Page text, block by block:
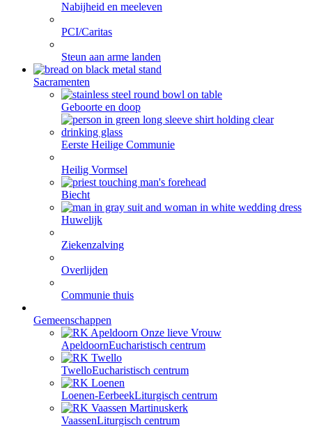
Nabijheid en meeleven
PCI/Caritas
Steun aan arme landen
Sacramenten
Geboorte en doop
Eerste Heilige Communie
Heilig Vormsel
Biecht
Huwelijk
Ziekenzalving
Overlijden
Communie thuis
Gemeenschappen
ApeldoornEucharistisch centrum
TwelloEucharistisch centrum
Loenen-EerbeekLiturgisch centrum
VaassenLiturgisch centrum